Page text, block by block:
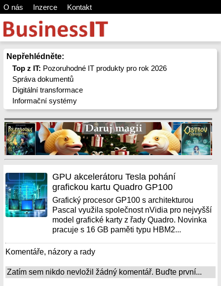
O nás Inzerce Kontakt
Nepřehlédněte:
Top z IT: Pozoruhodné IT produkty pro rok 2026
Správa dokumentů
Digitální transformace
Informační systémy
GPU akcelerátoru Tesla pohání
grafickou kartu Quadro GP100
Grafický procesor GP100 s architekturou
Pascal využila společnost nVidia pro nejvyšší
model grafické karty z řady Quadro. Novinka
pracuje s 16 GB paměti typu HBM2...
Komentáře, názory a rady
Zatím sem nikdo nevložil žádný komentář. Buďte první...